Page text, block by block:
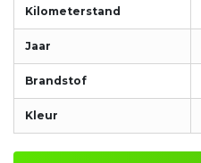
Kilometerstand
Jaar
Brandstof
Kleur